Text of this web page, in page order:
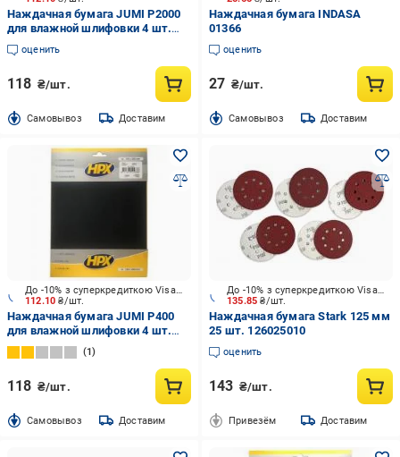
Наждачная бумага JUMI P2000
для влажной шлифовки 4 шт.
235939
оценить
118 ₴/шт.
Cамовывоз Доставим
Наждачная бумага INDASA
01366
оценить
27 ₴/шт.
Cамовывоз Доставим
112.10₴/шт.
До -10% з суперкредиткою Visa Вигода
Наждачная бумага JUMI P400
для влажной шлифовки 4 шт.
235933
1
118 ₴/шт.
Cамовывоз Доставим
135.85₴/шт.
До -10% з суперкредиткою Visa Вигода
Наждачная бумага Stark 125 мм
25 шт. 126025010
оценить
143 ₴/шт.
Привезём Доставим